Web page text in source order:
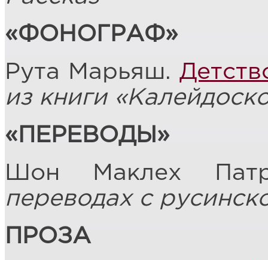
«ФОНОГРАФ»
Рута Марьяш.
из книги
«ПЕРЕВОДЫ»
Шон Маклех
переводах с
ПРОЗА